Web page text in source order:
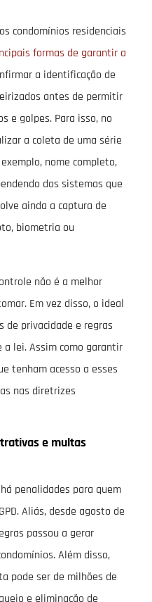
condomínios residenciais
formas de garantir a
a identificação de
antes de permitir
e golpes. Para isso, no
a coleta de uma série
nome completo,
dos sistemas que
ainda a captura de
biometria ou
não é a melhor
Em vez disso, o ideal
de privacidade e regras
a lei. Assim como garantir
tenham acesso a esses
nas diretrizes
e multas
penalidades para quem
Aliás, desde agosto de
passou a gerar
Além disso,
pode ser de milhões de
e eliminação de